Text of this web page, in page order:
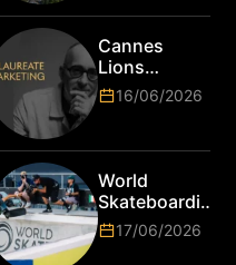
es hora de
subir de
nivel! Las
marcas más
top del
Cannes
Lions
anuncia a
Jim Stengel
primer Lions
Laureate for
Marketing
16/06/2026
World
Skateboarding
Tour:
¡Resultados
17/06/2026